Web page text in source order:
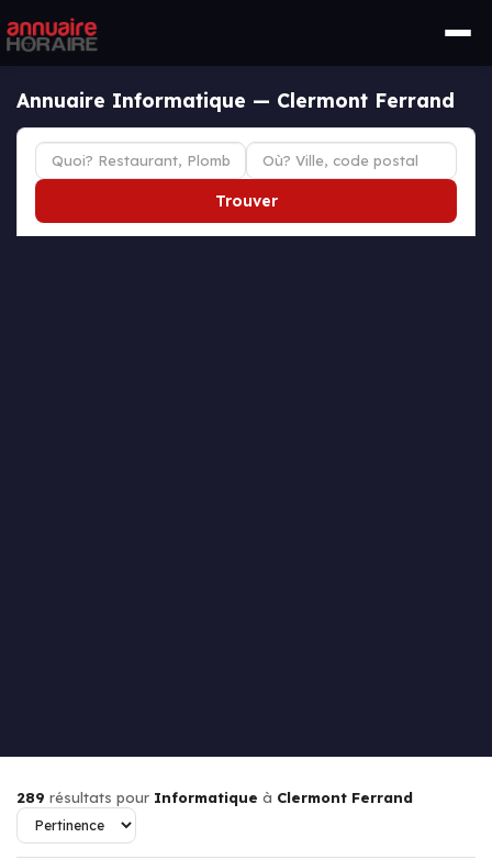
Annuaire Informatique — Clermont Ferrand
Trouver
289 résultats pour Informatique à Clermont Ferrand